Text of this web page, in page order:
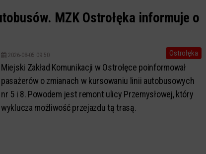
MZK Ostrołęka informuje o
Ostrołęka
2026-08-05 09:50
Miejski Zakład Komunikacji w Ostrołęce poinformował
pasażerów o zmianach w kursowaniu linii autobusowych
nr 5 i 8. Powodem jest remont ulicy Przemysłowej, który
wyklucza możliwość przejazdu tą trasą.